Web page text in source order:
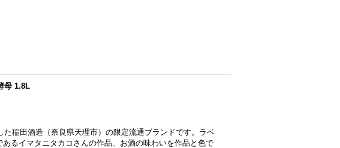
母 1.8L
た稲田酒造（奈良県天理市）の限定流通ブランドです。ラベ
るイマタニタカコさんの作品、お酒の味わいを作品と色で